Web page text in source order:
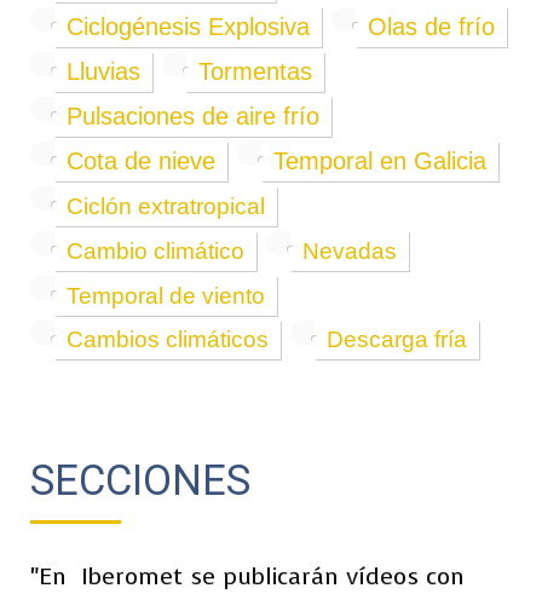
Ciclogénesis Explosiva
Olas de frío
Lluvias
Tormentas
Pulsaciones de aire frío
Cota de nieve
Temporal en Galicia
Ciclón extratropical
Cambio climático
Nevadas
Temporal de viento
Cambios climáticos Descarga fría
SECCIONES
"En
Iberomet se publicarán vídeos con